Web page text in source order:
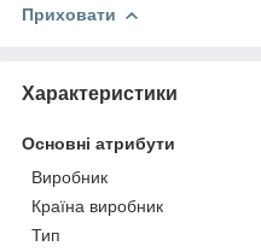
Приховати
Характеристики
Основні атрибути
Виробник
Країна виробник
Тип